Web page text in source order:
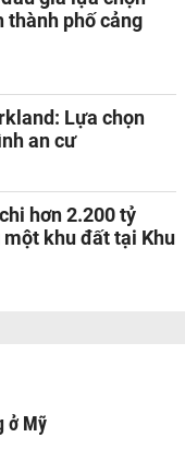
thành phố cảng
Lựa chọn
an cư
hơn 2.200 tỷ
khu đất tại Khu
ở Mỹ